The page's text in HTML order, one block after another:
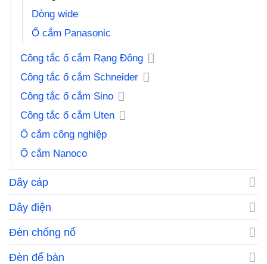
Dòng wide
Ổ cắm Panasonic
Công tắc ổ cắm Rạng Đông
Công tắc ổ cắm Schneider
Công tắc ổ cắm Sino
Công tắc ổ cắm Uten
Ổ cắm công nghiệp
Ổ cắm Nanoco
Dây cáp
Dây điện
Đèn chống nổ
Đèn để bàn